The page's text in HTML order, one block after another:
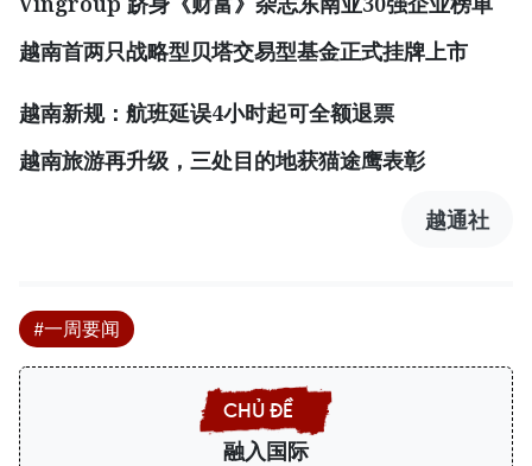
越南首两只战略型贝塔交易型基金正式挂牌上市
越南新规：航班延误4小时起可全额退票
越南旅游再升级，三处目的地获猫途鹰表彰
越通社
#一周要闻
融入国际